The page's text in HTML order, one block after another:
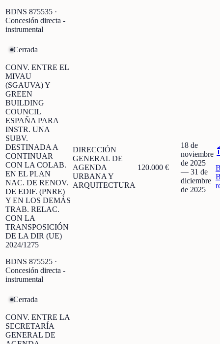
BDNS 875535 ·
Concesión directa -
instrumental
Cerrada
CONV. ENTRE EL
MIVAU
(SGAUVA) Y
GREEN
BUILDING
COUNCIL
ESPAÑA PARA
INSTR. UNA
SUBV.
DESTINADA A
CONTINUAR
CON LA COLAB.
EN EL PLAN
NAC. DE RENOV.
DE EDIF. (PNRE)
Y EN LOS DEMÁS
TRAB. RELAC.
CON LA
TRANSPOSICIÓN
DE LA DIR (UE)
2024/1275
BDNS 875525 ·
Concesión directa -
instrumental
DIRECCIÓN
GENERAL DE
AGENDA
URBANA Y
ARQUITECTURA
120.000 €
18 de
noviembre
de 2025
— 31 de
diciembre
de 2025
Cerrada
CONV. ENTRE LA
SECRETARÍA
GENERAL DE